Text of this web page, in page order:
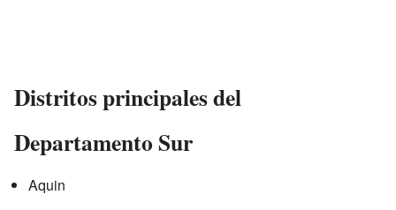
Distritos principales del
Departamento Sur
Aquin